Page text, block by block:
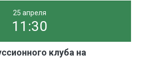
25 апреля
11:30
клуба на